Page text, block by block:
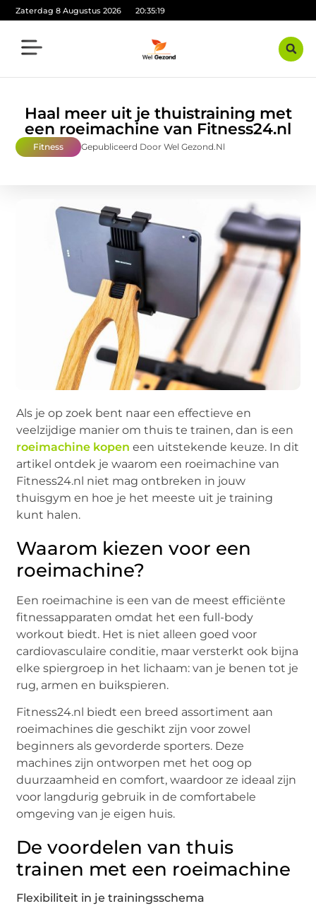
Zaterdag 8 Augustus 2026 20:35:21
Haal meer uit je thuistraining met
een roeimachine van Fitness24.nl
Fitness Gepubliceerd Door Wel Gezond.nl
Als je op zoek bent naar een effectieve en
veelzijdige manier om thuis te trainen, dan is een
roeimachine kopen een uitstekende keuze. In dit
artikel ontdek je waarom een roeimachine van
Fitness24.nl niet mag ontbreken in jouw
thuisgym en hoe je het meeste uit je training
kunt halen.
Waarom kiezen voor een
roeimachine?
Een roeimachine is een van de meest efficiënte
fitnessapparaten omdat het een full-body
workout biedt. Het is niet alleen goed voor
cardiovasculaire conditie, maar versterkt ook bijna
elke spiergroep in het lichaam: van je benen tot je
rug, armen en buikspieren.
Fitness24.nl biedt een breed assortiment aan
roeimachines die geschikt zijn voor zowel
beginners als gevorderde sporters. Deze
machines zijn ontworpen met het oog op
duurzaamheid en comfort, waardoor ze ideaal zijn
voor langdurig gebruik in de comfortabele
omgeving van je eigen huis.
De voordelen van thuis
trainen met een roeimachine
Flexibiliteit in je trainingsschema